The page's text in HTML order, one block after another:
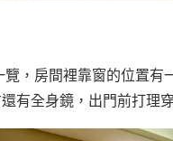
，房間裡靠窗的位置有
有全身鏡，出門前打理